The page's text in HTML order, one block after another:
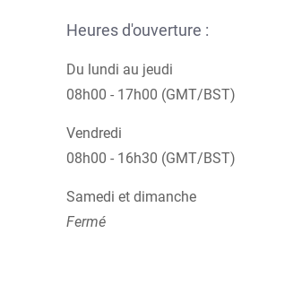
Heures d'ouverture :
Du lundi au jeudi
08h00 - 17h00 (GMT/BST)
Vendredi
08h00 - 16h30 (GMT/BST)
Samedi et dimanche
Fermé